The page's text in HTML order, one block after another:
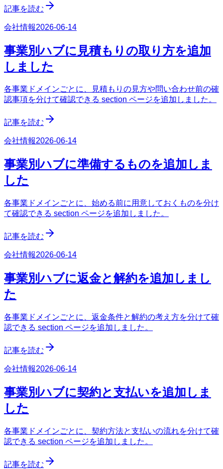
記事を読む
会社情報2026-06-14
事業別ハブに見積もりの取り方を追加
しました
各事業ドメインごとに、見積もりの見方や問い合わせ前の確
認事項を分けて確認できる section ページを追加しました。
記事を読む
会社情報2026-06-14
事業別ハブに準備するものを追加しま
した
各事業ドメインごとに、始める前に用意しておくものを分け
て確認できる section ページを追加しました。
記事を読む
会社情報2026-06-14
事業別ハブに返金と解約を追加しまし
た
各事業ドメインごとに、返金条件と解約の考え方を分けて確
認できる section ページを追加しました。
記事を読む
会社情報2026-06-14
事業別ハブに契約と支払いを追加しま
した
各事業ドメインごとに、契約方法と支払いの流れを分けて確
認できる section ページを追加しました。
記事を読む